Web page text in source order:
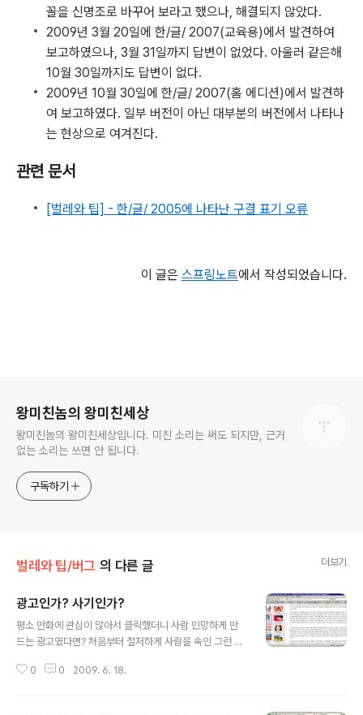
꼴을 신명조로 바꾸어 보라고 했으나, 해결되지 않았다.
2009년 3월 20일에 한/글/ 2007(교육용)에서 발견하여
보고하였으나, 3월 31일까지 답변이 없었다. 아울러 같은해
10월 30일까지도 답변이 없다.
2009년 10월 30일에 한/글/ 2007(홈 에디션)에서 발견하
여 보고하였다. 일부 버전이 아닌 대부분의 버전에서 나타나
는 현상으로 여겨진다.
관련 문서
[벌레와 팁] - 한/글/ 2005에 나타난 구결 표기 오류
이 글은 스프링노트에서 작성되었습니다.
왕미친놈의 왕미친세상
왕미친놈의 왕미친세상입니다. 미친 소리는 써도 되지만, 근거
없는 소리는 쓰면 안 됩니다.
구독하기
벌레와 팁/버그 의 다른 글 더보기
광고인가? 사기인가?
평소 만화에 관심이 많아서 클릭했더니 사람 민망하게 만
드는 광고였다면? 처음부터 철저하게 사람을 속인 그런 광
속에 기생하면서 염치를 먹어치워 몰염치하게 만드는 벌레
0 0 2009. 6. 18.